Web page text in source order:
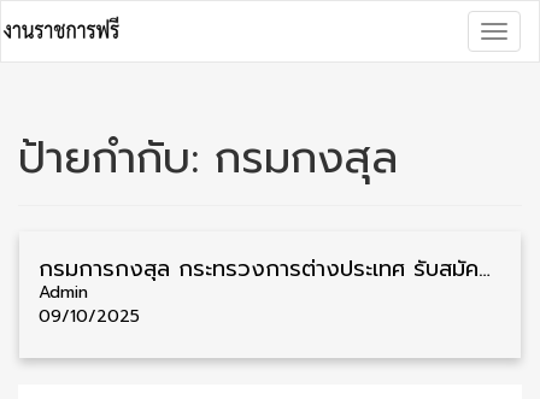
to
content
ป้ายกำกับ: กรมกงสุล
กรมการกงสุล กระทรวงการต่างประเทศ รับสมัครลูกจ้างชั่วคราว วุฒิ ป.ตรี ทุกสาขา หลายจังหวัด รับสมัคร 15 ตุลาคม – 1 พฤศจิกายน
Admin
09/10/2025